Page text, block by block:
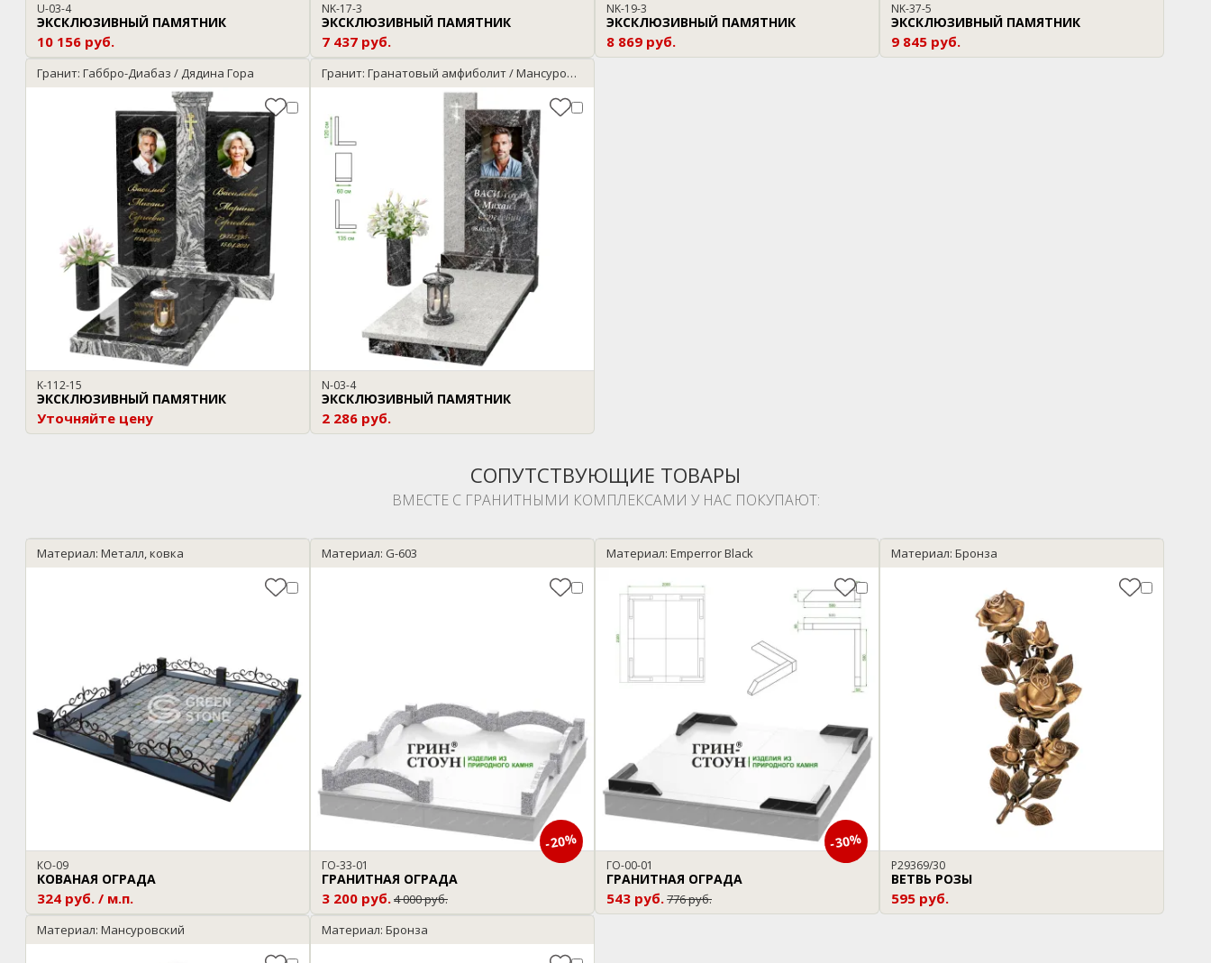
U-03-4
ЭКСКЛЮЗИВНЫЙ ПАМЯТНИК
10 156 руб.
NK-17-3
ЭКСКЛЮЗИВНЫЙ ПАМЯТНИК
7 437 руб.
NK-19-3
ЭКСКЛЮЗИВНЫЙ ПАМЯТНИК
8 869 руб.
NK-37-5
ЭКСКЛЮЗИВНЫЙ ПАМЯТНИК
9 845 руб.
Гранит: Габбро-Диабаз / Дядина Гора
K-112-15
ЭКСКЛЮЗИВНЫЙ ПАМЯТНИК
Уточняйте цену
Гранит: Гранатовый амфиболит / Мансуровский
N-03-4
ЭКСКЛЮЗИВНЫЙ ПАМЯТНИК
2 286 руб.
СОПУТСТВУЮЩИЕ ТОВАРЫ
ВМЕСТЕ С ГРАНИТНЫМИ КОМПЛЕКСАМИ У НАС ПОКУПАЮТ:
Материал: Металл, ковка
КО-09
КОВАНАЯ ОГРАДА
324 руб. / м.п.
Материал: G-603
ГО-33-01
ГРАНИТНАЯ ОГРАДА
3 200 руб.4 000 руб.
-20%
Материал: Emperror Black
ГО-00-01
ГРАНИТНАЯ ОГРАДА
543 руб.776 руб.
-30%
Материал: Бронза
P29369/30
ВЕТВЬ РОЗЫ
595 руб.
Материал: Мансуровский Материал: Бронза